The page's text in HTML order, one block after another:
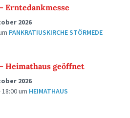
Erntedankmesse
2026
PANKRATIUSKIRCHE STÖRMEDE
Heimathaus geöffnet
2026
18:00um HEIMATHAUS